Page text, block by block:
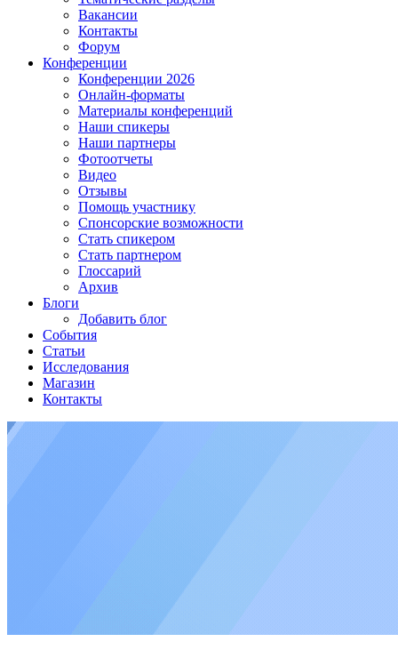
Вакансии
Контакты
Форум
Конференции
Конференции 2026
Онлайн-форматы
Материалы конференций
Наши спикеры
Наши партнеры
Фотоотчеты
Видео
Отзывы
Помощь участнику
Спонсорские возможности
Стать спикером
Стать партнером
Глоссарий
Архив
Блоги
Добавить блог
События
Статьи
Исследования
Магазин
Контакты